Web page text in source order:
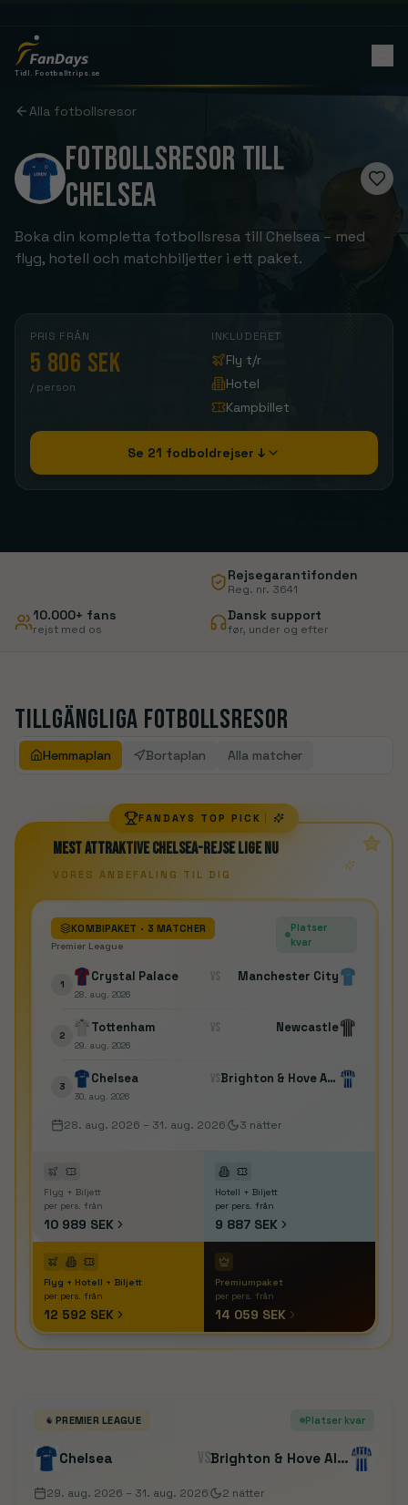
Tidl. Footballtrips.se
Alla fotbollsresor
FOTBOLLSRESOR TILL
CHELSEA
Boka din kompletta fotbollsresa till Chelsea – med
flyg, hotell och matchbiljetter i ett paket.
PRIS FRÅN
5 806 SEK
/ person
INKLUDERET
Fly t/r
Hotel
Kampbillet
Se 21 fodboldrejser ↓
Rejsegarantifonden
Reg. nr. 3641
10.000+ fans
rejst med os
Dansk support
før, under og efter
Tillgängliga fotbollsresor
Hemmaplan Bortaplan Alla matcher
FANDAYS TOP PICK
Mest attraktive Chelsea-rejse lige nu
VORES ANBEFALING TIL DIG
KOMBIPAKET · 3 MATCHER
Premier League
Platser
kvar
1
Crystal Palace VS Manchester City
28. aug. 2026
2
Tottenham VS Newcastle
29. aug. 2026
3
Chelsea VS Brighton & Hove Albion
30. aug. 2026
28. aug. 2026 – 31. aug. 2026 3 nätter
Flyg + Biljett
per pers. från
10 989 SEK
Hotell + Biljett
per pers. från
9 887 SEK
Flyg + Hotell + Biljett
per pers. från
12 592 SEK
Premiumpaket
per pers. från
14 059 SEK
PREMIER LEAGUE Platser kvar
Chelsea VS Brighton & Hove Albion
29. aug. 2026 – 31. aug. 2026 2 nätter